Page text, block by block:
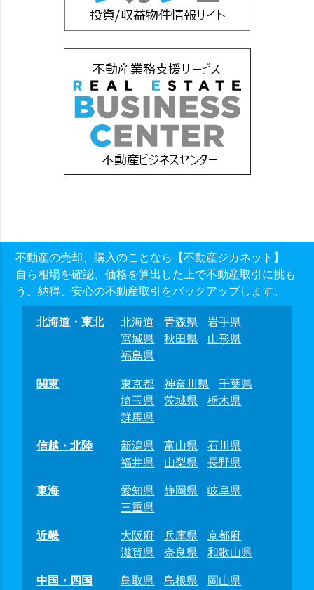
不動産の売却、購入のことなら【不動産ジカネット】
自ら相場を確認、価格を算出した上で不動産取引に挑も
う。納得、安心の不動産取引をバックアップします。
北海道・東北 北海道 青森県
岩手県
宮城県
秋田県
山形県
福島県
関東
東京都 神奈川県
千葉県
埼玉県
茨城県
栃木県
群馬県
信越・北陸
新潟県 富山県
石川県
福井県
山梨県
長野県
東海
愛知県 静岡県
岐阜県
三重県
近畿
大阪府 兵庫県
京都府
滋賀県
奈良県
和歌山県
中国・四国
鳥取県 島根県
岡山県